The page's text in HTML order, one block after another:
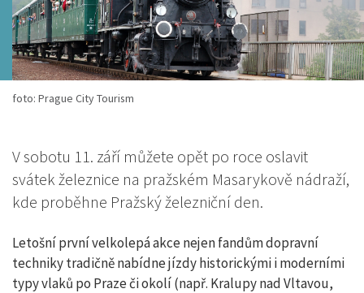
foto: Prague City Tourism
V sobotu 11. září můžete opět po roce oslavit
svátek železnice na pražském Masarykově nádraží,
kde proběhne Pražský železniční den.
Letošní první velkolepá akce nejen fandům dopravní
techniky tradičně nabídne jízdy historickými i moderními
typy vlaků po Praze či okolí (např. Kralupy nad Vltavou,